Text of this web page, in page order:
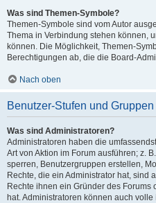
Was sind Themen-Symbole?
Themen-Symbole sind vom Autor
Thema in Verbindung stehen können,
können. Die Möglichkeit, Themen-
Berechtigungen ab, die die Board-
Nach oben
Benutzer-Stufen und Gruppen
Was sind Administratoren?
Administratoren haben die
Art von Aktion im Forum ausführen; z.
sperren, Benutzergruppen erstellen,
Rechte, die ein Administrator hat, sind
Rechte ihnen ein Gründer des
hat. Administratoren können auch